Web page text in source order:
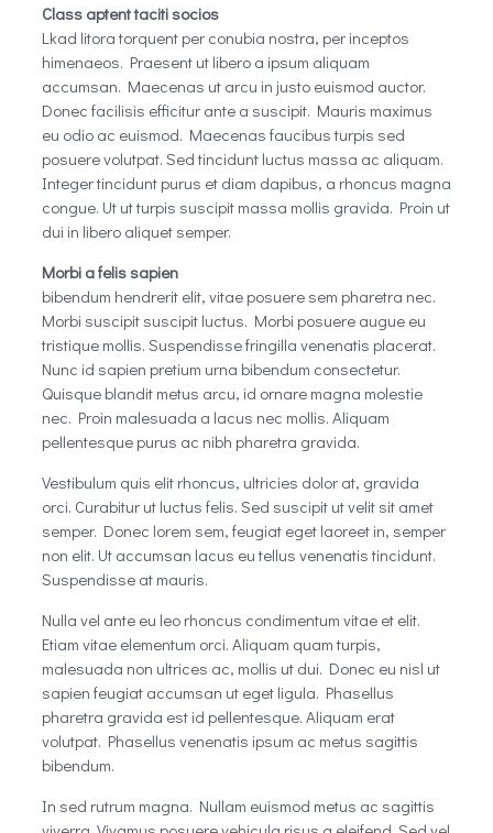
Class aptent taciti socios
Lkad litora torquent per conubia nostra, per inceptos
himenaeos. Praesent ut libero a ipsum aliquam
accumsan. Maecenas ut arcu in justo euismod auctor.
Donec facilisis efficitur ante a suscipit. Mauris maximus
eu odio ac euismod. Maecenas faucibus turpis sed
posuere volutpat. Sed tincidunt luctus massa ac aliquam.
Integer tincidunt purus et diam dapibus, a rhoncus magna
congue. Ut ut turpis suscipit massa mollis gravida. Proin ut
dui in libero aliquet semper.
Morbi a felis sapien
bibendum hendrerit elit, vitae posuere sem pharetra nec.
Morbi suscipit suscipit luctus. Morbi posuere augue eu
tristique mollis. Suspendisse fringilla venenatis placerat.
Nunc id sapien pretium urna bibendum consectetur.
Quisque blandit metus arcu, id ornare magna molestie
nec. Proin malesuada a lacus nec mollis. Aliquam
pellentesque purus ac nibh pharetra gravida.
Vestibulum quis elit rhoncus, ultricies dolor at, gravida
orci. Curabitur ut luctus felis. Sed suscipit ut velit sit amet
semper. Donec lorem sem, feugiat eget laoreet in, semper
non elit. Ut accumsan lacus eu tellus venenatis tincidunt.
Suspendisse at mauris.
Nulla vel ante eu leo rhoncus condimentum vitae et elit.
Etiam vitae elementum orci. Aliquam quam turpis,
malesuada non ultrices ac, mollis ut dui. Donec eu nisl ut
sapien feugiat accumsan ut eget ligula. Phasellus
pharetra gravida est id pellentesque. Aliquam erat
volutpat. Phasellus venenatis ipsum ac metus sagittis
bibendum.
In sed rutrum magna. Nullam euismod metus ac sagittis